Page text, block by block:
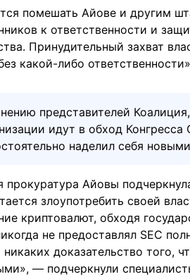
помешать Айове и другим
к ответственности и
Принудительный захват
какой-либо
представителей
идут в обход
наделил себя
прокуратура Айовы
злоупотребить своей
криптовалют, обходя
не предоставлял SEC
доказательство того,
— подчеркнули